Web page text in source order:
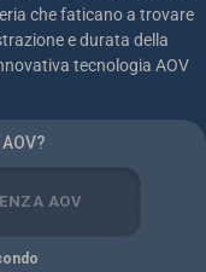
che faticano a trovare
e durata della
tecnologia AOV
AOV